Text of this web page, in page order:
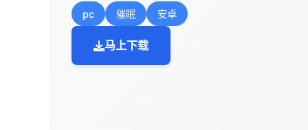
pc 催眠 安卓
马上下载